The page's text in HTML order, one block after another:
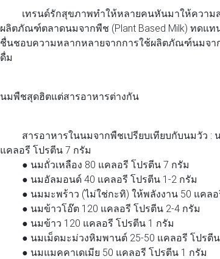
เทรนด์รักสุขภาพทำให้หลายคนหันมาให้ความส
ผลิตภัณฑ์ตลาดนมจากพืช (Plant Based Milk) ทด
ชื่นชอบความหลากหลายจากการใช้ผลิตภัณฑ์นมจาก
ดื่ม
นมพืชสุดฮิตแต่สารอาหารต่างกัน
สารอาหารในนมจากพืชเปรียบเทียบกับนมวัว : น
แคลอรี โปรตีน 7 กรัม
● นมถั่วเหลือง 80 แคลอรี โปรตีน 7 กรัม
● นมอัลมอนด์ 40 แคลอรี โปรตีน 1-2 กรัม
● นมมะพร้าว (ไม่ใช่กะทิ) ให้พลังงาน 50 แคลอ
● นมข้าวโอ๊ต 120 แคลอรี โปรตีน 2-4 กรัม
● นมข้าว 120 แคลอรี โปรตีน 1 กรัม
● นมเม็ดมะม่วงหิมพานต์ 25-50 แคลอรี โปรตีน
● นมแมคคาเดเมีย 50 แคลอรี โปรตีน 1 กรัม